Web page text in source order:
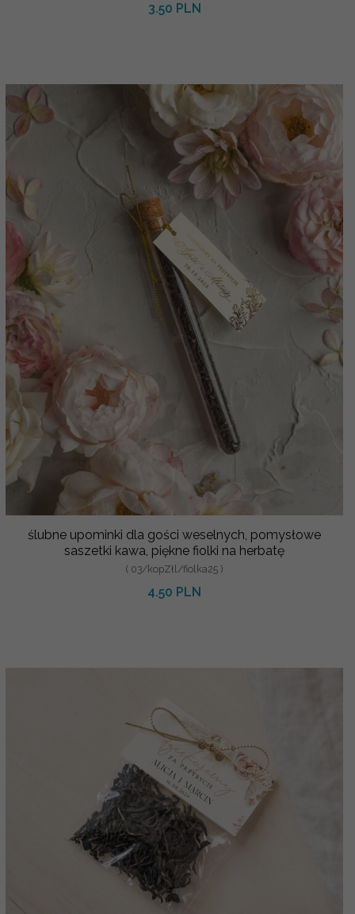
3.50 PLN
ślubne upominki dla gości weselnych, pomysłowe
saszetki kawa, piękne fiolki na herbatę
( 03/kopZłl/fiolka25 )
4.50 PLN